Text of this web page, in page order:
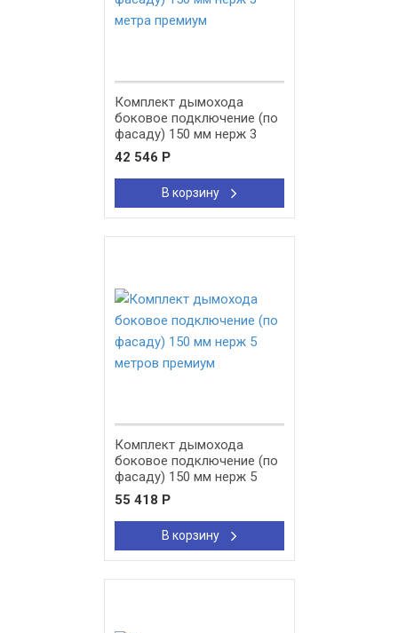
Комплект дымохода
боковое подключение (по
фасаду) 150 мм нерж 3
метра премиум
42 546 Р
В корзину
Комплект дымохода
боковое подключение (по
фасаду) 150 мм нерж 5
метров премиум
55 418 Р
В корзину